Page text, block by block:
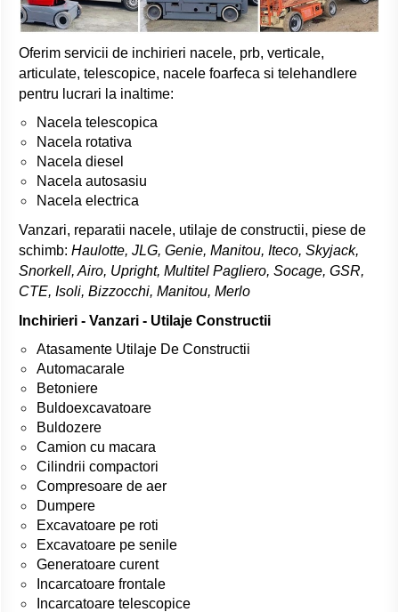
Oferim servicii de inchirieri nacele, prb, verticale,
articulate, telescopice, nacele foarfeca si telehandlere
pentru lucrari la inaltime:
Nacela telescopica
Nacela rotativa
Nacela diesel
Nacela autosasiu
Nacela electrica
Vanzari, reparatii nacele, utilaje de constructii, piese de
schimb: Haulotte, JLG, Genie, Manitou, Iteco, Skyjack,
Snorkell, Airo, Upright, Multitel Pagliero, Socage, GSR,
CTE, Isoli, Bizzocchi, Manitou, Merlo
Inchirieri - Vanzari - Utilaje Constructii
Atasamente Utilaje De Constructii
Automacarale
Betoniere
Buldoexcavatoare
Buldozere
Camion cu macara
Cilindrii compactori
Compresoare de aer
Dumpere
Excavatoare pe roti
Excavatoare pe senile
Generatoare curent
Incarcatoare frontale
Incarcatoare telescopice